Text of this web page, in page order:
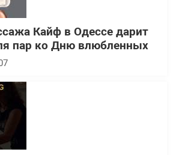
Кайф в Одессе дарит
пар ко Дню влюбленных